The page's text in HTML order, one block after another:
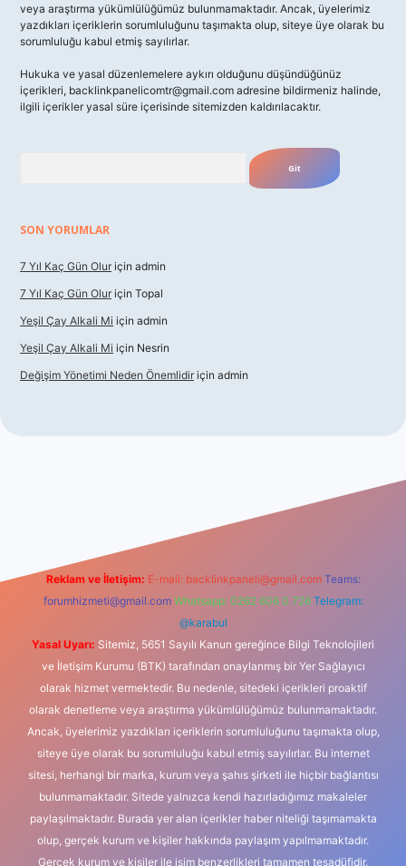
veya araştırma yükümlülüğümüz bulunmamaktadır. Ancak, üyelerimiz
yazdıkları içeriklerin sorumluluğunu taşımakta olup, siteye üye olarak bu
sorumluluğu kabul etmiş sayılırlar.
Hukuka ve yasal düzenlemelere aykırı olduğunu düşündüğünüz
içerikleri, backlinkpanelicomtr@gmail.com adresine bildirmeniz halinde,
ilgili içerikler yasal süre içerisinde sitemizden kaldırılacaktır.
SON YORUMLAR
7 Yıl Kaç Gün Olur için admin
7 Yıl Kaç Gün Olur için Topal
Yeşil Çay Alkali Mi için admin
Yeşil Çay Alkali Mi için Nesrin
Değişim Yönetimi Neden Önemlidir için admin
Reklam ve İletişim: E-mail: backlinkpaneli@gmail.com Teams:
forumhizmeti@gmail.com Whatsapp: 0262 606 0 726 Telegram:
@karabul
Yasal Uyarı: Sitemiz, 5651 Sayılı Kanun gereğince Bilgi Teknolojileri
ve İletişim Kurumu (BTK) tarafından onaylanmış bir Yer Sağlayıcı
olarak hizmet vermektedir. Bu nedenle, sitedeki içerikleri proaktif
olarak denetleme veya araştırma yükümlülüğümüz bulunmamaktadır.
Ancak, üyelerimiz yazdıkları içeriklerin sorumluluğunu taşımakta olup,
siteye üye olarak bu sorumluluğu kabul etmiş sayılırlar. Bu internet
sitesi, herhangi bir marka, kurum veya şahıs şirketi ile hiçbir bağlantısı
bulunmamaktadır. Sitede yalnızca kendi hazırladığımız makaleler
paylaşılmaktadır. Burada yer alan içerikler haber niteliği taşımamakta
olup, gerçek kurum ve kişiler hakkında paylaşım yapılmamaktadır.
Gerçek kurum ve kişiler ile isim benzerlikleri tamamen tesadüfidir.